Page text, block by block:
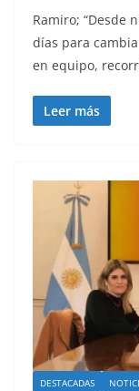
Ramiro; “Desde
días para
en equipo,
Leer más
DESTACADAS